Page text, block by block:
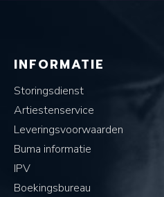
INFORMATIE
Storingsdienst
Artiestenservice
Leveringsvoorwaarden
Buma informatie
IPV
Boekingsbureau